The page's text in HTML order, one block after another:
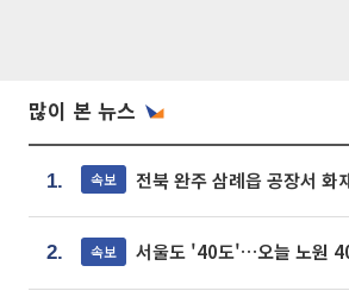
많이 본 뉴스
1. 속보 전북 완주 삼례읍 공장서 화
2. 속보 서울도 '40도'…오늘 노원